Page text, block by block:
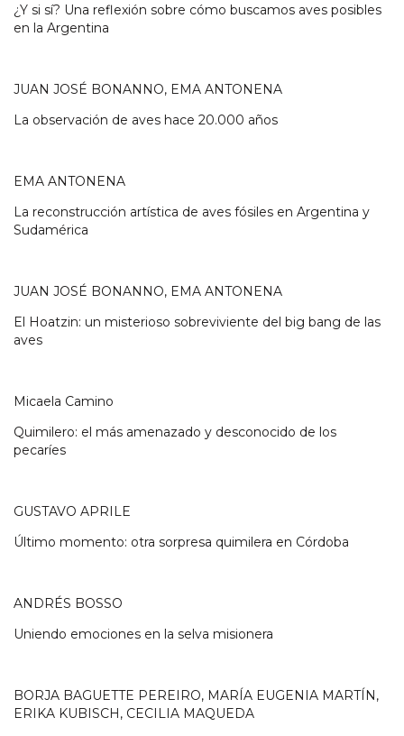
¿Y si sí? Una reflexión sobre cómo buscamos aves posibles
en la Argentina
JUAN JOSÉ BONANNO, EMA ANTONENA
La observación de aves hace 20.000 años
EMA ANTONENA
La reconstrucción artística de aves fósiles en Argentina y
Sudamérica
JUAN JOSÉ BONANNO, EMA ANTONENA
El Hoatzin: un misterioso sobreviviente del big bang de las
aves
Micaela Camino
Quimilero: el más amenazado y desconocido de los
pecaríes
GUSTAVO APRILE
Último momento: otra sorpresa quimilera en Córdoba
ANDRÉS BOSSO
Uniendo emociones en la selva misionera
BORJA BAGUETTE PEREIRO, MARÍA EUGENIA MARTÍN,
ERIKA KUBISCH, CECILIA MAQUEDA